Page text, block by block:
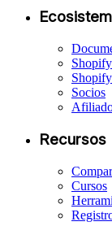
Socios
Recursos
Cursos